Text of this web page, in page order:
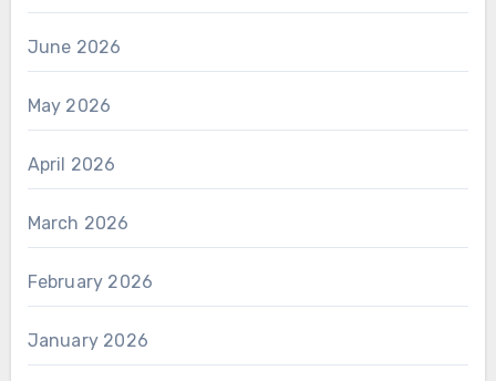
June 2026
May 2026
April 2026
March 2026
February 2026
January 2026